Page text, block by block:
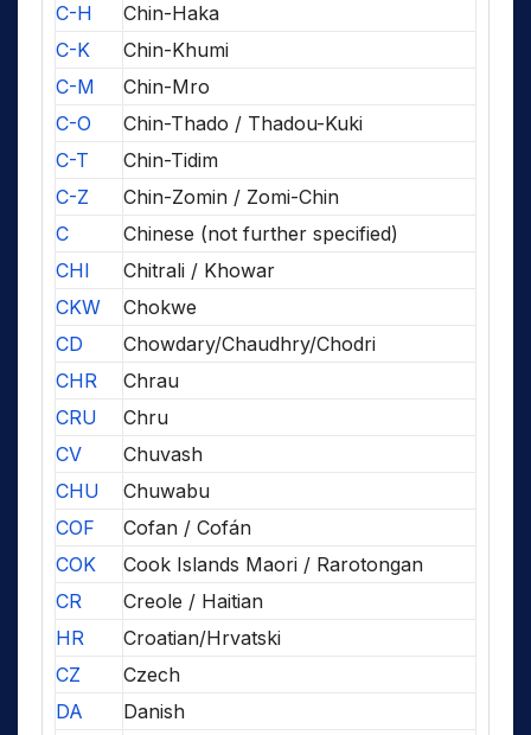
C-H
Chin-Haka
C-K
Chin-Khumi
C-M
Chin-Mro
C-O
Chin-Thado / Thadou-Kuki
C-T
Chin-Tidim
C-Z
Chin-Zomin / Zomi-Chin
C
Chinese (not further specified)
CHI
Chitrali / Khowar
CKW
Chokwe
CD
Chowdary/Chaudhry/Chodri
CHR
Chrau
CRU
Chru
CV
Chuvash
CHU
Chuwabu
COF
Cofan / Cofán
COK
Cook Islands Maori / Rarotongan
CR
Creole / Haitian
HR
Croatian/Hrvatski
CZ
Czech
DA
Danish